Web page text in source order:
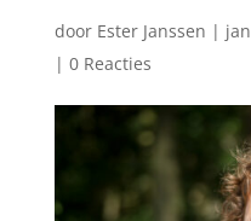
door Ester Janssen |
| 0 Reacties